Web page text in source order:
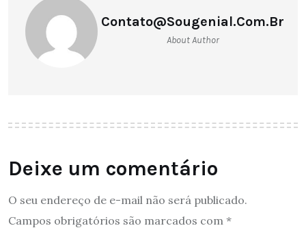
Contato@sougenial.com.br
About Author
Deixe um comentário
O seu endereço de e-mail não será publicado.
Campos obrigatórios são marcados com *